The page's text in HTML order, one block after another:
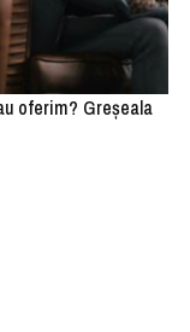
oferim? Greșeala